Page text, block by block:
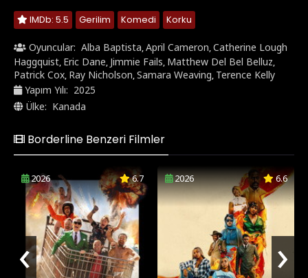
IMDb: 5.5 Gerilim Komedi Korku
Oyuncular: Alba Baptista,April Cameron,Catherine Lough
Haggquist, Eric Dane, Jimmie Fails, Matthew Del Bel Belluz,
Patrick Cox, Ray Nicholson,Samara Weaving, Terence Kelly
Yapım Yılı: 2025
Ülke: Kanada
Borderline Benzeri Filmler
2026 6.7 2026 6.6
‹ ›